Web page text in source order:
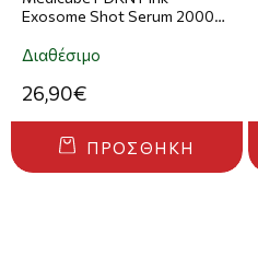
Exosome Shot Serum 2000
Διαθέσιμο
26,90€
ΠΡΟΣΘΉΚΗ